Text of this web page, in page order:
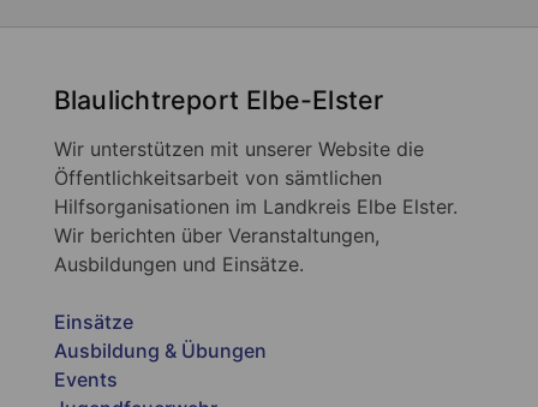
Blaulichtreport Elbe-Elster
Wir unterstützen mit unserer Website die
Öffentlichkeitsarbeit von sämtlichen
Hilfsorganisationen im Landkreis Elbe Elster.
Wir berichten über Veranstaltungen,
Ausbildungen und Einsätze.
Einsätze
Ausbildung & Übungen
Events